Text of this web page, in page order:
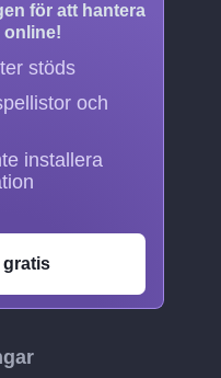
för att hantera
online!
stöds
och
installera
gratis